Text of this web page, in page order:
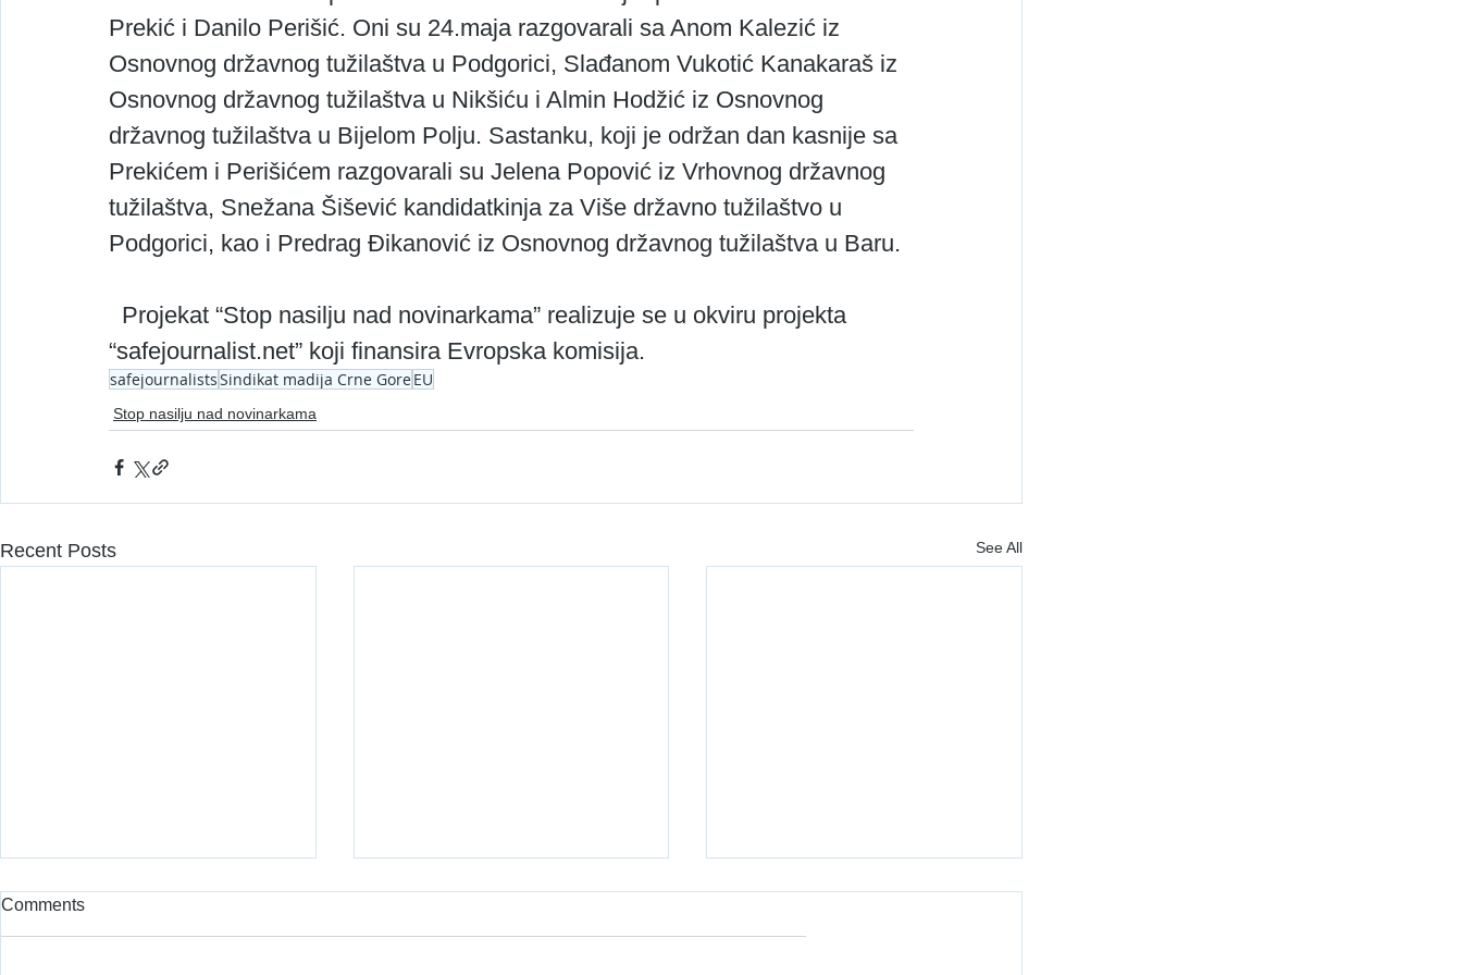
Prekić i Danilo Perišić. Oni su 24.maja razgovarali sa Anom Kalezić iz
Osnovnog državnog tužilaštva u Podgorici, Slađanom Vukotić Kanakaraš iz
Osnovnog državnog tužilaštva u Nikšiću i Almin Hodžić iz Osnovnog
državnog tužilaštva u Bijelom Polju. Sastanku, koji je održan dan kasnije sa
Prekićem i Perišićem razgovarali su Jelena Popović iz Vrhovnog državnog
tužilaštva, Snežana Šišević kandidatkinja za Više državno tužilaštvo u
Podgorici, kao i Predrag Đikanović iz Osnovnog državnog tužilaštva u Baru.
“safejournalist.net” koji finansira Evropska komisija.
safejournalistsSindikat madija Crne GoreEU
Stop nasilju nad novinarkama
Recent Posts See All
Comments